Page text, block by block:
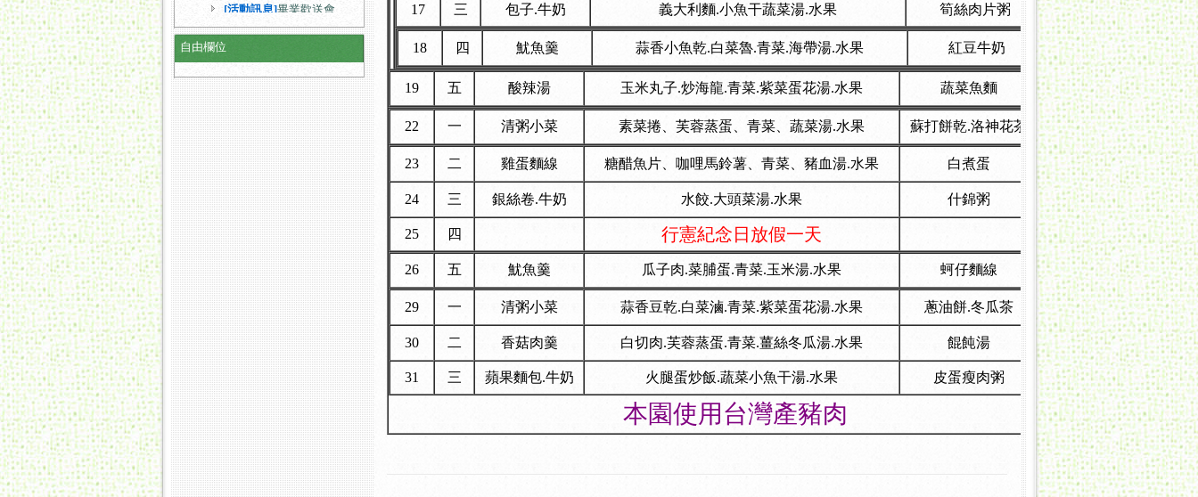
[活動訊息]結業式
[活動訊息]畢業歡送會
[活動訊息]升級活動
[活動訊息]查字典.認字闖關
活動
[公告訊息]端午節放假通知
[活動訊息]畢業旅行
[餐點表]四月份菜單
[公告訊息]勞動節放假通知
[公告訊息]115學年度招生簡
章
[公告訊息]牙齒健檢
[公告訊息]清明節.兒童節連
假通知
[活動訊息]兒童節樂翻天
[餐點表]三月份菜單
[餐點表]二月份菜單
[公告訊息]114學年收費公告
[餐點表]115年元月份菜單
[公告訊息]元旦放假通知
自由欄位
17 三 包子.牛奶 義大利麵.小魚干蔬菜湯.水果 筍絲肉片粥
18 四 魷魚羹 蒜香小魚乾.白菜魯.青菜.海帶湯.水果 紅豆牛奶
19 五 酸辣湯 玉米丸子.炒海龍.青菜.紫菜蛋花湯.水果 蔬菜魚麵
22 一 清粥小菜 素菜捲、芙蓉蒸蛋、青菜、蔬菜湯.水果 蘇打餅乾.洛神花茶
23 二 雞蛋麵線 糖醋魚片、咖哩馬鈴薯、青菜、豬血湯.水果 白煮蛋
24 三 銀絲卷.牛奶 水餃.大頭菜湯.水果 什錦粥
25 四 行憲紀念日放假一天
26 五 魷魚羹 瓜子肉.菜脯蛋.青菜.玉米湯.水果 蚵仔麵線
29 一 清粥小菜 蒜香豆乾.白菜滷.青菜.紫菜蛋花湯.水果 蔥油餅.冬瓜茶
30 二 香菇肉羹 白切肉.芙蓉蒸蛋.青菜.薑絲冬瓜湯.水果 餛飩湯
31 三 蘋果麵包.牛奶 火腿蛋炒飯.蔬菜小魚干湯.水果 皮蛋瘦肉粥
本園使用台灣產豬肉